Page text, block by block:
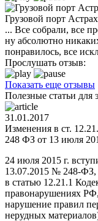
Грузовой порт
... Все собрали, все
ну абсолютно
понравилось, все
Прослушать отзыв:
Показать еще отзывы
Полезные статьи для
31.01.2017
Изменения в ст.
248 ФЗ от 13 июля
24 июля 2015 г.
13.07.2015 № 248-ФЗ,
в статью 12.21.1
правонарушениях
нарушение правил
нерудных